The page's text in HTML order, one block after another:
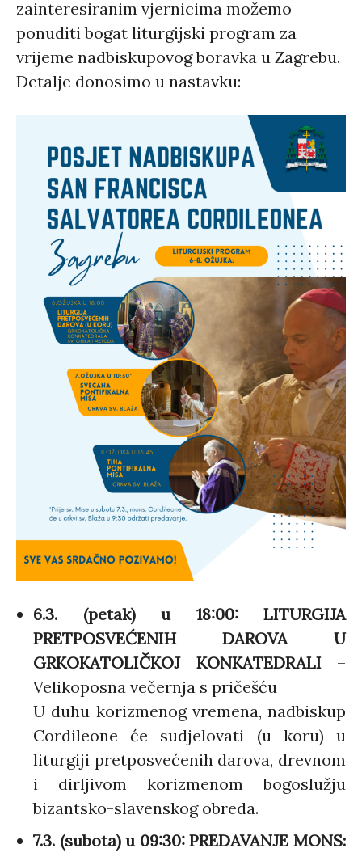
zainteresiranim vjernicima možemo
ponuditi bogat liturgijski program za
vrijeme nadbiskupovog boravka u Zagrebu.
Detalje donosimo u nastavku:
6.3. (petak) u 18:00: LITURGIJA
PRETPOSVEĆENIH DAROVA U
GRKOKATOLIČKOJ KONKATEDRALI–
Velikoposna večernja s pričešću
U duhu korizmenog vremena, nadbiskup
Cordileone će sudjelovati (u koru) u
liturgiji pretposvećenih darova, drevnom
i dirljivom korizmenom bogoslužju
bizantsko-slavenskog obreda.
7.3. (subota) u 09:30: PREDAVANJE MONS: